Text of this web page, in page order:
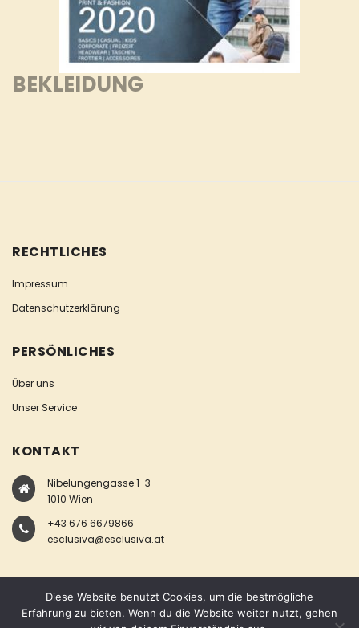
BEKLEIDUNG
RECHTLICHES
Impressum
Datenschutzerklärung
PERSÖNLICHES
Über uns
Unser Service
KONTAKT
Nibelungengasse 1-3
1010 Wien
+43 676 6679866
esclusiva@esclusiva.at
Diese Website benutzt Cookies, um die bestmögliche
Erfahrung zu bieten. Wenn du die Website weiter nutzt, gehen